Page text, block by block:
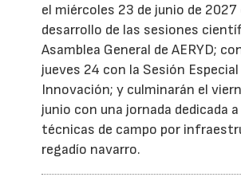
el miércoles 23 de junio de 2027
desarrollo de las sesiones
Asamblea General de AERYD;
jueves 24 con la Sesión Especial
Innovación; y culminarán el
junio con una jornada dedicada
técnicas de campo por
regadío navarro.